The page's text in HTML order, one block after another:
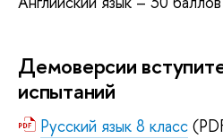
Демоверсии
испытаний
Русский язык 8 класс